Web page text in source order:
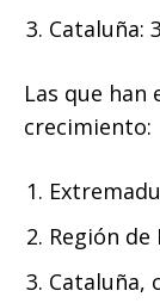
Cataluña:
Las que
crecimiento:
Región
Cataluña,